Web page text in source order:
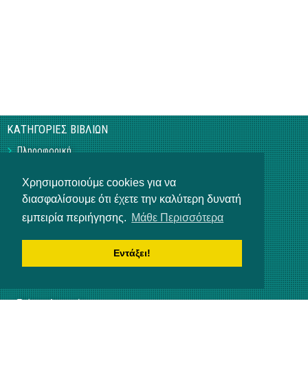
Χρησιμοποιούμε cookies για να
διασφαλίσουμε ότι έχετε την καλύτερη δυνατή
εμπειρία περιήγησης. Μάθε Περισσότερα
Εντάξει!
ΚΑΤΗΓΟΡΙΕΣ ΒΙΒΛΙΩΝ
Πληροφορική
Τεχνικά
Γεωπονικά
Υπό Έκδοση
Η ΕΤΑΙΡΕΙΑ
Επικοινωνία
Αρ. Γ.Ε.ΜΗ 3840901000
Τρόποι πληρωμής